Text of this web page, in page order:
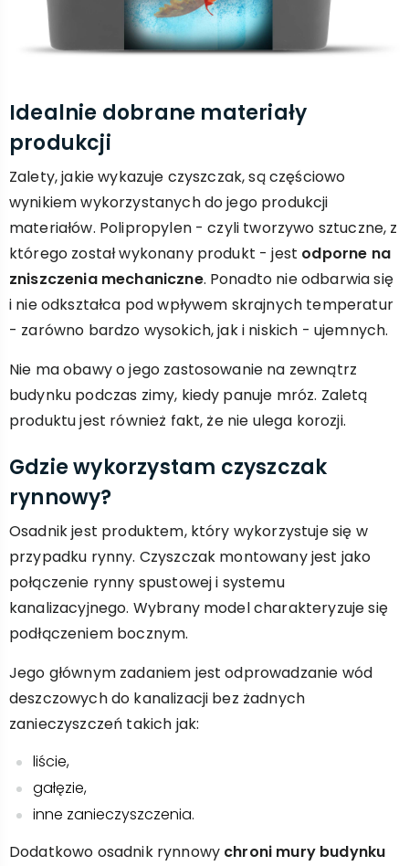
Idealnie dobrane materiały
produkcji
Zalety, jakie wykazuje czyszczak, są częściowo
wynikiem wykorzystanych do jego produkcji
materiałów. Polipropylen - czyli tworzywo sztuczne, z
którego został wykonany produkt - jest odporne na
zniszczenia mechaniczne. Ponadto nie odbarwia się
i nie odkształca pod wpływem skrajnych temperatur
- zarówno bardzo wysokich, jak i niskich - ujemnych.
Nie ma obawy o jego zastosowanie na zewnątrz
budynku podczas zimy, kiedy panuje mróz. Zaletą
produktu jest również fakt, że nie ulega korozji.
Gdzie wykorzystam czyszczak
rynnowy?
Osadnik jest produktem, który wykorzystuje się w
przypadku rynny. Czyszczak montowany jest jako
połączenie rynny spustowej i systemu
kanalizacyjnego. Wybrany model charakteryzuje się
podłączeniem bocznym.
Jego głównym zadaniem jest odprowadzanie wód
deszczowych do kanalizacji bez żadnych
zanieczyszczeń takich jak:
liście,
gałęzie,
inne zanieczyszczenia.
Dodatkowo osadnik rynnowy chroni mury budynku